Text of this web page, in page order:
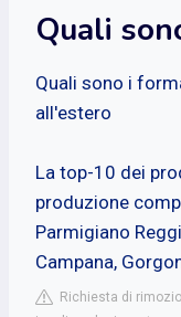
Quali
Quali sono i
all'estero
La top-10 dei
produzione
Parmigiano
Campana,
Richiesta di